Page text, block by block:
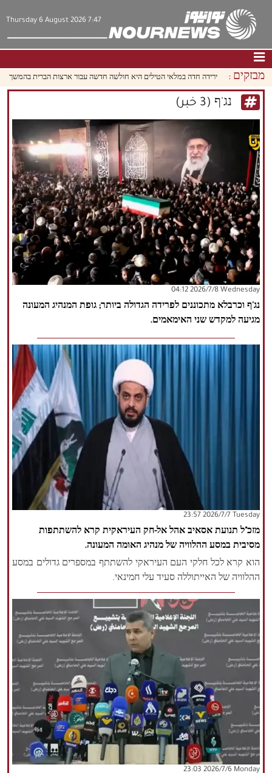
Thursday 6 August 2026 7:47
דף הבית| צור קשר|אודות
חדשות
תרבות וחברה
כלכלה
פוליטיקה
מולטימדיה
|فارسي|
English
|العربيه|
|עברית |
русский|中文
|
הזכויות שמורות נור ניוז
מבזקים : ירידה חדה במלאי הטילים היא חולשה חדשה עבור ארצות הברית בהמשך
נג'ף (3 خبر)
‫‫Wednesday‬‬ 2026/7/8 04:12
נג'ף וכרבלא מתכוננים לפרידה הגדולה ביותר; גופת המנהיג המעונה
מגיעה למקדש שני האימאמים.
‫‫Tuesday‬‬ 2026/7/7 23:57
מזכ"ל תנועת אסאיב אהל אל-חק העיראקית קרא להשתתפות
מסיבית במסע ההלוויה של מנהיג האומה המעונה.
הוא קרא לכל חלקי העם העיראקי להשתתף במספרים גדולים במסע
ההלוויה של האייתוללה סעיד עלי חמינאי.
‫‫Monday‬‬ 2026/7/6 23:03